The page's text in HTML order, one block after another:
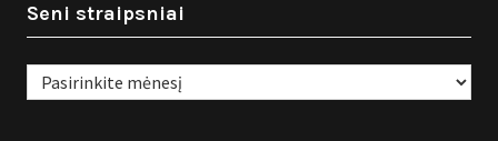
Seni straipsniai
Seni
straipsniai